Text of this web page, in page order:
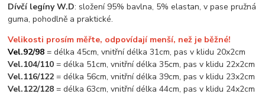
Dívčí legíny W.D: složení 95% bavlna, 5% elastan, v pase pružná
guma, pohodlně a praktické.
Velikosti prosím měřte, odpovídají menší, než je běžné!
Vel.92/98 = délka 45cm, vnitřní délka 31cm, pas v klidu 20x2cm
Vel.104/110 = délka 51cm, vnitřní délka 35cm, pas v klidu 22x2cm
Vel.116/122= délka 56cm, vnitřní délka 39cm, pas v klidu 23x2cm
Vel.122/128 = délka 63cm, vnitřní délka 44cm, pas v klidu 24x2cm